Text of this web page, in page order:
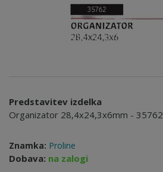
Predstavitev izdelka
Organizator 28,4x24,3x6mm - 35762
Znamka: Proline
Dobava: na zalogi